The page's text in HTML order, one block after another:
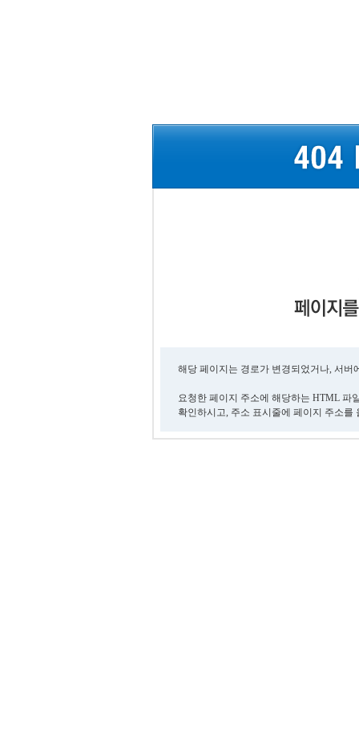
해당 페이지는 경로가 변경되었거나, 서
요청한 페이지 주소에 해당하는 HTML 파
확인하시고, 주소 표시줄에 페이지 주소